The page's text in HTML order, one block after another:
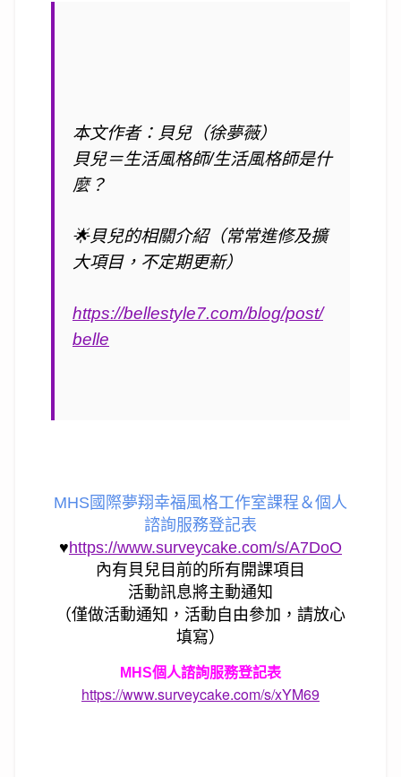
本文作者：貝兒（徐夢薇）
貝兒＝生活風格師/生活風格師是什
麼？
🌟貝兒的相關介紹（常常進修及擴
大項目，不定期更新）
https://bellestyle7.com/blog/post/
belle
MHS國際夢翔幸福風格工作室課程＆個人
諮詢服務登記表
♥https://www.surveycake.com/s/A7DoO
內有貝兒目前的所有開課項目
活動訊息將主動通知
（僅做活動通知，活動自由參加，請放心
填寫）
MHS個人諮詢服務登記表
https://www.surveycake.com/s/xYM69